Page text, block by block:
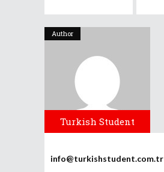
Author
Turkish Student
info@turkishstudent.com.tr